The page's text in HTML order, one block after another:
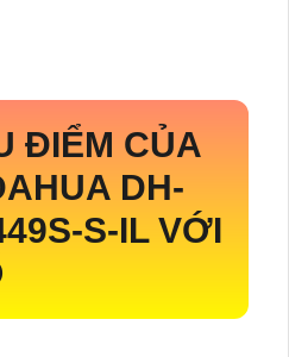
ĐIỂM CỦA
DH-
S-IL VỚI